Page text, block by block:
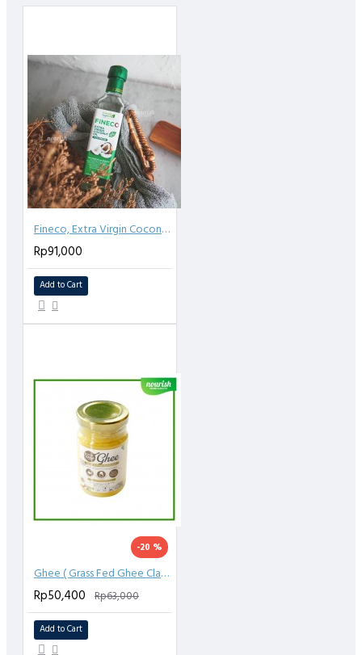
Sapi Grass Fed adalah sapi yang memakan full rumput &
hidup bebas pada padang rumput. Sapi-sapi ini tidak
diberikan antibiotik, tanpa tambahan hormon.
Benefit Sapi Grass Fed :
Sapi grass-fed mengandung betakaroten, vitamin E, asam
lemak omega-3 dan omega-6, serta protein yang lebih
tinggi daripada sapi grain-fed
- Ramah lingkungan, secara alami mengurangi hama
kesuburan tanah
- Nontoxic alternative, atau alternatif konsumsi daging
sapi bebas cemaran kimia seperti antibiotik dan hormon,
Bedanya dengan sapi grain fed
setelah melewati periode tertentu, sapi grain-fed diberi
pakan biji-bijian seperti gandum, jagung, barley, oat, atau
kedelai di feedlot (lapangan yang dibatasi pagar besi).
Sistem pencernaan sapi didesain untuk mengonsumsi
rumput. Pemberian biji-bijian bisa mengganggu sistem
pencernaannya. Karena itu, sapi grain-fed sesekali diberi
Pakan biji-bijian mengandung pati dan energi, sehingga
sapi lebih cepat gemuk. Ditambah proses feedlot, sapi
grain-fed pun bisa mencapai berat ideal untuk dipotong
setahun lebih cepat daripada sapi yang hanya merumput
PERHATIAN:
- Pengiriman HANYA MELALUI GOSEND/ GRAB. Sebaiknya
Fineco, Extra Virgin Coconut Oil 250ml
Rp91,000
Add to Cart
-20 %
Ghee ( Grass Fed Ghee Clarified Butter) 100 gr
Rp50,400 Rp63,000
Add to Cart